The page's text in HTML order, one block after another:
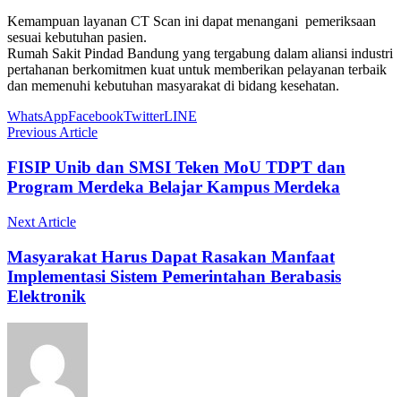
Kemampuan layanan CT Scan ini dapat menangani pemeriksaan
sesuai kebutuhan pasien.
Rumah Sakit Pindad Bandung yang tergabung dalam aliansi industri
pertahanan berkomitmen kuat untuk memberikan pelayanan terbaik
dan memenuhi kebutuhan masyarakat di bidang kesehatan.
WhatsAppFacebookTwitterLINE
Previous Article
FISIP Unib dan SMSI Teken MoU TDPT dan
Program Merdeka Belajar Kampus Merdeka
Next Article
Masyarakat Harus Dapat Rasakan Manfaat
Implementasi Sistem Pemerintahan Berabasis
Elektronik